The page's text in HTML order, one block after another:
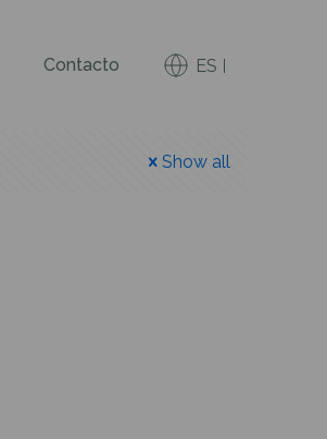
Contacto ES
Show all